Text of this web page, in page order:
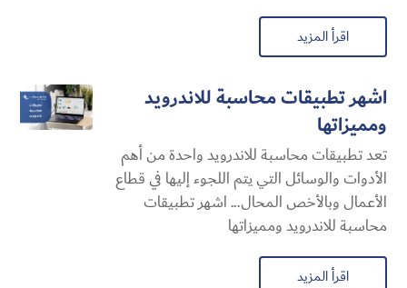
اقرأ المزيد
اشهر تطبيقات محاسبة للاندرويد
ومميزاتها
تعد تطبيقات محاسبة للاندرويد واحدة من أهم
الأدوات والوسائل التي يتم اللجوء إليها في قطاع
الأعمال وبالأخص المحال... اشهر تطبيقات
محاسبة للاندرويد ومميزاتها
اقرأ المزيد